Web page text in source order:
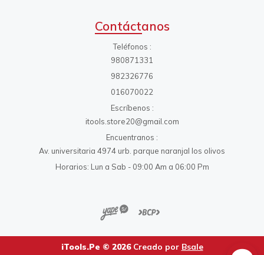
Contáctanos
Teléfonos
980871331
982326776
016070022
Escríbenos
itools.store20@gmail.com
Encuentranos
Av. universitaria 4974 urb. parque naranjal los olivos
Horarios: Lun a Sab - 09:00 Am a 06:00 Pm
iTools.Pe © 2026Creado por Bsale